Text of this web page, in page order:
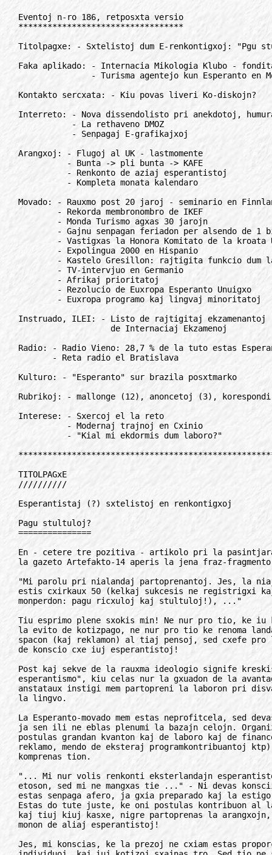
Eventoj n-ro 186, retposxta versio
**********************************

Titolpagxe: - Sxtelistoj dum E-renkontigxoj: "Pgu stultuloj..."

Faka aplikado: - Internacia Mikologia Klubo - fondita
               - Turisma agentejo kun Esperanto en Moskvo

Kontakto sercxata: - Kiu povas liveri Ko-diskojn?

Interreto: - Nova dissendolisto pri anekdotoj, humurajxoj
           - La rethaveno DMOZ
           - Senpagaj E-grafikajxoj

Arangxoj: - Flugoj al UK - lastmomente
          - Bunta -> pli bunta -> KAFE
          - Renkonto de aziaj esperantistoj
          - Kompleta monata kalendaro

Movado: - Rauxmo post 20 jaroj - seminario en Finnlando
        - Rekorda membronombro de IKEF
        - Monda Turismo agxas 30 jarojn
        - Gajnu senpagan feriadon per alsendo de 1 bildkarto!
        - Vastigxas la Honora Komitato de la kroata UK
        - Expolingua 2000 en Hispanio
        - Kastelo Gresillon: rajtigita funkcio dum la tuta somero
        - TV-intervjuo en Germanio
        - Afrikaj prioritatoj
        - Rezolucio de Euxropa Esperanto Unuigxo
        - Euxropa programo kaj lingvaj minoritatoj

Instruado, ILEI: - Listo de rajtigitaj ekzamenantoj
                   de Internaciaj Ekzamenoj

Radio: - Radio Vieno: 28,7 % de la tuto estas Esperanto-reago
       - Reta radio el Bratislava

Kulturo: - "Esperanto" sur brazila posxtmarko

Rubrikoj: - mallonge (12), anoncetoj (3), korespondi deziras (3)

Interese: - Sxercoj el la reto
          - Modernaj trajnoj en Cxinio
          - "Kial mi ekdormis dum laboro?"

**************************************************************************

TITOLPAGxE
//////////

Esperantistaj (?) sxtelistoj en renkontigxoj

Pagu stultuloj?
===============

En - cetere tre pozitiva - artikolo pri la pasintjara IJK en Hungario en
la gazeto Artefakto-14 aperis la jena fraz-fragmento:

"Mi parolu pri nialandaj partoprenantoj. Jes, la niaj videblis! Da tiuj
estis cxirkaux 50 (kelkaj sukcesis ne registrigxi kaj eviti la sensencan
monperdon: pagu ricxuloj kaj stultuloj!), ..."

Tiu esprimo plene sxokis min! Ne nur pro tio, ke iu kuragxas fanfaroni pri
la evito de kotizpago, ne nur pro tio ke renoma landa E-informilo donas
spacon (kaj reklamon) al tiaj pensoj, sed cxefe pro la konduto kaj manko
de konscio cxe iuj esperantistoj!

Post kaj sekve de la rauxma ideologio signife kreskis la "konsumisma
esperantismo", kiu celas nur la gxuadon de la avantagxoj de la E-movado,
anstataux instigi mem partopreni la laboron pri disvastigo kaj utiligo de
la lingvo.

La Esperanto-movado mem estas neprofitcela, sed devas bazigxi je financoj,
ja sen ili ne eblas plenumi la bazajn celojn. Organizado de iu ajn arangxo
postulas grandan kvanton kaj de laboro kaj de financoj (preparado,
reklamo, mendo de eksteraj programkontribuantoj ktp), ecx se kelkaj ne
komprenas tion.

"... Mi nur volis renkonti eksterlandajn esperantistojn, kaj iom gxui la
etoson, sed mi ne mangxas tie ..." - Ni devas konscii, ke la "etoso" ne
estas senpaga afero, ja gxia preparado kaj la estigo ne estis senpaga.
Estas do tute juste, ke oni postulas kontribuon al la komunaj elspezoj,
kaj tiuj kiuj kasxe, nigre partoprenas la arangxojn, fakte prisxtelas la
monon de aliaj esperantistoj!

Jes, mi konscias, ke la prezoj ne cxiam estas proporciaj al la salajroj de
individuoj, kaj iuj kotizoj sxajnas tro. Sed tio ne signifas, ke oni
rajtas sxteli de aliaj! Se mi ne havas monon por iu servo, do mi ne
utiligas gxin. Kompreneble, ankaux mi volonte volus veturi per luksaj
auxtoj, vojagxadi cxirkaux la mondo, logxi en luksaj hoteloj, ktp. sed se
mi ne havas rimedon, mi ne faras ilin, sed vivas en la limoj de la persona
bugxeto. La samo validas ankaux pri E-aferoj!

La problemo pri "nigraj" partoprenantoj rilatas ne nur al la pasintjara
IJK, sed al cxiuj iom pli grandaj E-arangxoj kaj servoj. Intence mi ne
menciis la konkretan naciecon el la enkonduka artikolo, ja la fenomeno ne
ligigxas al iu lando-bloko aux nacio. Kasxuzantoj, "nigraj" partoprenantoj
estas ne nur el t.n. "netranspagipovaj" landoj, organizantoj de
internaciaj renkontigxoj (kaj servoj ekz. ret-info) ja rakontas serion de
ekzemploj pri tiuj ankaux el la plej evoluintaj landoj...

Gravas tamen, ke similajn aferojn oni ne lasu senvorte, kaj cxefe ne fieru
kaj fanfaronu pri sxtelado en E-gazetoj!

Laszlo Szilvasi

**************************************************************************

FAKA APLIKADO
/////////////

Mikologia Klubo Internacia
==========================

Naskigxanta esperantista organizo de natur-kaj fungoamikoj lancxas
programon "KUNE KUN natur- kaj fungoamikoj neesperantistaj" por permesi al
homoj de diversaj landoj pliricxigajn spertojn en internacia interamikigxa
etoso per internaciaj renkontigxoj en kiuj, sen granda strecxo por
kompreni kaj sin komprenigi, oni uzu la plej simplan rimedon por komuniki:
Esperanton, instruatan tuj antaux forveturo kaj dum la kunestado per
esencaj lecionoj kun terminologio natura kaj mikologia.

La unua arangxo de MKI disvolvigxos en Poprad (Slovakio) inter 4-20. de
auxgusto kiel internacia laboratorio "Per Esperanto al fungoj-per fungoj
al Esperanto" bazita sur binomo lingvo-naturo laux itineroj evitantaj
komplikajxojn kaj cxerpante el vortprovizo esenca por praktika neceso kaj
deziro intersxangxi konojn por distingi fungojn kaj observi la
kreskajxojn. La naturo estas tiu de unu el la plej belaj scenejoj montaraj
de Euxropo: Slovaka Paradiso, Altaj Tatroj kaj aliaj magiaj naciaj parkoj.

Nun ni urgxe sercxas kunlaborantojn por disvastigi la iniciaton en medioj
koncernataj kiel mikologiaj kaj ekologiaj kluboj kaj por eventuale arangxi
etajn karavanojn, instrui iom la lingvon antaux forveturo, kontribui al
kulturaj vesperoj. La iniciato alkrocxigxas al due jam tradiciaj arangxoj
de Poprad: Somera Esperanto-Lernejo (04-17. 08.) kaj Turisma Semajno
(13-20. 08.) sed la programo estos adaptata laux la nombro de la
partoprenantoj.
Kontakto kaj aligxo cxe:

Giorgio Bronzetti
V. le A'Moro 37, IT-66013 Chieti, Italio
Rete: mikoklubo@forigu.infinito.it

**************************************************************************

Turisma agentejo kun Esperanto en Moskvo
========================================

Firma "Samiko" sxajne estas sola turisma firmao en Rusio, kie laboras nur
esperantistoj kaj kies laborlingvo estas Esperanto post la rusa kaj angla.
Kun tiu titolo la firmao funkcias jam ekde la 1992-a jaro (antauxe
"Intero"), kaj gxia fondinto kaj direktoro estas konata esperantisto,
Alekseo Salomatov. Nia cxefa esperantlingva turisma partnero estas
finnlanda entrepreno "Kallkullen".

Agadtereno de la firmao tamen estas cxefe ne esperantista medio. La firmao
membras en Rusia asocio de turismaj agentejoj (RATA), kaj estas suficxe
konata inter moskvaj turismaj firmaoj kiel stabila, fidinda entrepreno.
"Samiko" specialigxas pri Finnlando kaj landoj de Skandinavio (Svedio,
Danio, Norvegio, Islando). Gxi eniris en "Suomi-club" - elitan klubon de
turismaj firmaoj, specialigxantaj pri Finnlando.

Tamen "Samiko" ne forgesas ankaux esperantistojn. Alekseo Salomatov,
estante plurjara komisiito de REU pri turismo kaj Fakdelegito de UEA pri
turismo, cxiujare okazigas grupajn vojagxojn al Universalaj Kongresoj. La
vojagxoj ne limigxas nur per kongreslando. Vojagxintoj al Universala
Kongreso en Adelajdo (Auxstralio) cxirkauxflugis la tutan terglobon,
vizitinte Usonon, Tajlandon, Brition, Nov-Zelandon, Pollandon. Vojagxintoj
al UK en Montpeliero (Francio) same vidis ne malmulte - Auxstrio, Italio,
Francio, Germanio, Slovakio.

Firmao "Samiko" helpas al esperantistaro ne nur per vojagxoj al UK, sed
ankaux per konsultoj pri turismaj aferoj koncerne vojagxojn eksterlanden.
Gxi disponigas jam dum pluraj jaroj por moskva rezidejo de REU sian ejon
kaj telefonan numeron, kaj por moskva Esperanto-klubo "Lev Tolstoj"
disponigas kunvenon. Por apartaj esperantistoj la firmao proponas
kunlaboron - vendado de turismaj vojagxoj kun interezo de 5-10%.

Kelkfoje nia firmao akceptis en Moskvo eksterlandajn grupojn de
esperantistoj, organizinte por tiuj logxadon, ekskursojn k.t.p. En 2000
jaro firmao "Samiko" helpas pri turisma programo al moskva SAT-kongresa
organiza komitato.

Mikaelo Cxertilov
Malaja Dorogomilovskaja, 9/4, 3 etagxo, of. #13, RU-121059 Moskvo, Rusio
Rete: samiko@forigu.glasnet.ru.

**************************************************************************

KONTAKTO SERCxATA
/////////////////

Diskoj sercxataj
================

Mi sercxas firmaon aux homon kiu povus esti liveranto de kompakt-diskoj al
Pollando. Temas pri monata kvanto de 100 000 diskoj, kaj prezo de unu
disko devas esti cxirkaux 1.10 DEM. Se vi konas iun, kiu estas interesita
pri tiu oferto, bonvolu kontaktigi nin.

Andrzej Cwalinski
Rete: cwalinski@forigu.bigfoot.com

**************************************************************************

INTERRETO
/////////

Listo por bonhumuraj
====================

Estas kreita nova dissendolisto: esperanto.anekdot. Kiel eblas kompreni el
la titolo, aboninte la dissendon vi povos regule legi kaj mem sendi
fresxajn (aux ne tro) anekdotojn, sxercojn, spritajn frazojn, poemetojn
k.a. En la dissendo NE okazas diskutoj, sed nur anekdotumado.

La listo estas malfermita por cxiuj. Cxiuj povas sendi mesagxon al la
listo, kiun tuj ricevos cxiuj membroj de la dissendolisto.

Por aboni sendu malplenan mesagxon al:
esperanto.anekdot-subscribe@forigu.listbot.com

Por malaboni sendu malplenan mesagxon al:
esperanto.anekdot-unsubscribe@forigu.listbot.com

Por vidi la arkivon, rigardu http://esperanto.anekdot.listbot.com

Grigori L. Arosjev
Rete: arosjev@forigu.mailru.com

**************************************************************************

Nia lingvo en Interreto
=======================

Kompanio Netscape havas retpagxaron kun la nomo DMOZ, en kiu aperas
ligiloj al cxiulingvaj retpagxoj (escepte de la angla). La 29-an de marto,
Esperanto havis en tiu pagxo 1.015 ligilojn, gxuste apud la dana, kun
1.010. Sxajnas bonega pozicio, se oni konsideras la ligo-kvanton